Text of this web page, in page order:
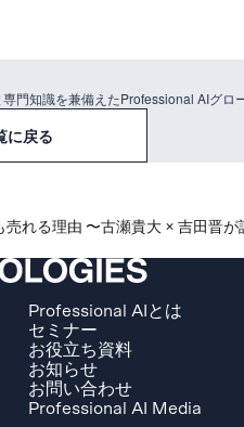
門知識を兼備えたProfessional AIグロ
に戻る
れる理由 〜古瀬貴大 × 吉田晋
Professional AIとは
セミナー
お役立ち資料
お知らせ
お問い合わせ
Professional AI Media